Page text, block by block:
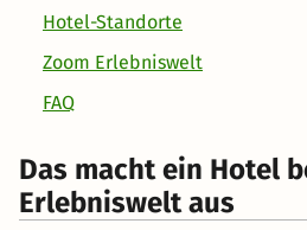
Hotel-Standorte
Zoom Erlebniswelt
FAQ
Das macht ein Hotel
Erlebniswelt aus